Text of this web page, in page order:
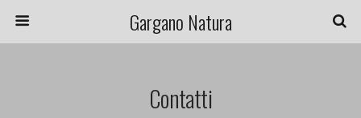
Gargano Natura
Contatti